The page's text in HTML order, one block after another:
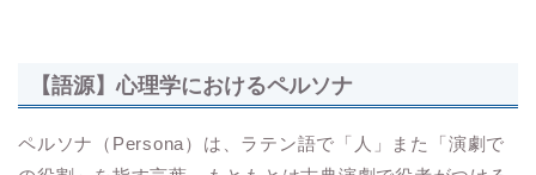
【語源】心理学におけるペルソナ
ペルソナ（Persona）は、ラテン語で「人」また「演劇で